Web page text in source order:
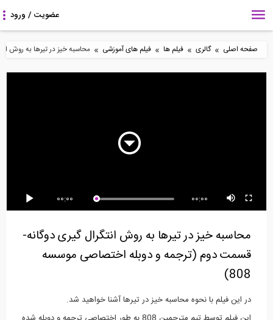
صفحه اصلی » گالری » فیلم ها » فیلم های آموزشی » محاسبه خیز در تیرها به روش
طراحی شالوده مرکب در
11:37
48:43
5:38
یک تیر مستطیلی
00:00 00:00
محاسبه خیز در تیرها به روش انتگرال گیری دوگانه-
قسمت دوم (ترجمه و دوبله اختصاصی موسسه
808)
در این فیلم با نحوه محاسبه خیز در تیرها آشنا خواهید شد.